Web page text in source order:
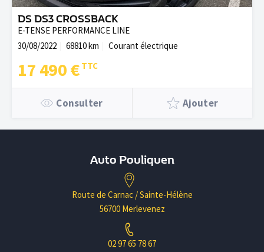
DS DS3 CROSSBACK
E-TENSE PERFORMANCE LINE
30/08/2022
68810 km Courant électrique
17 490 €
Consulter Ajouter
Auto Pouliquen
Route de Carnac / Sainte-Hélène
56700 Merlevenez
02 97 65 78 67